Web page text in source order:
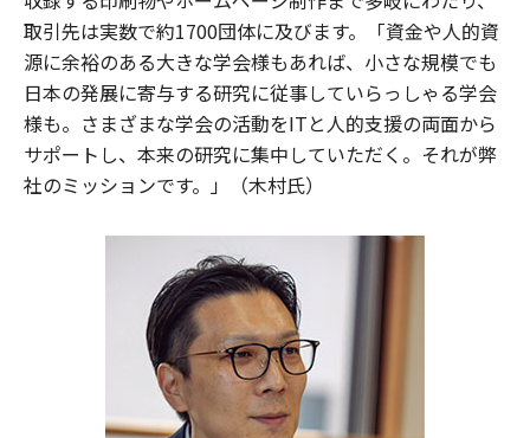
取引先は実数で約1700団体に及びます。「資金や人的資
源に余裕のある大きな学会様もあれば、小さな規模でも
日本の発展に寄与する研究に従事していらっしゃる学会
様も。さまざまな学会の活動をITと人的支援の両面から
サポートし、本来の研究に集中していただく。それが弊
社のミッションです。」（木村氏）